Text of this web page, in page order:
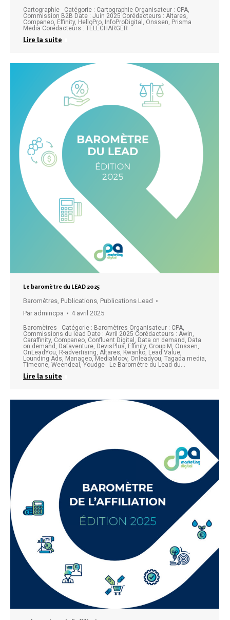
Cartographie Catégorie : Cartographie Organisateur : CPA,
Commission B2B Date : Juin 2025 Corédacteurs : Altares,
Companeo, Effinity, HelloPro, InfoProDigital, Onssen, Prisma
Media Corédacteurs : TÉLÉCHARGER
Lire la suite
Le baromètre du LEAD 2025
Baromètres Publications Publications Lead
Par admincpa 4 avril 2025
Baromètres Catégorie : Baromètres Organisateur : CPA,
Commissions du lead Date : Avril 2025 Corédacteurs : Awin,
Caraffinity, Companeo, Confluent Digital, Data on demand, Data
on demand, Dataventure, DevisPlus, Effinity, Group M, Onssen,
OnLeadYou, R-advertising, Altares, Kwanko, Lead Value,
Lounding Ads, Manageo, MediaMoov, Onleadyou, Tagada media,
Timeone, Weendeal, Youdge Le Baromètre du Lead du…
Lire la suite